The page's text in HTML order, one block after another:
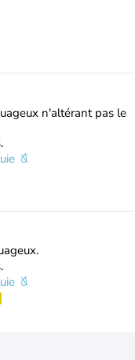
n'altérant pas le